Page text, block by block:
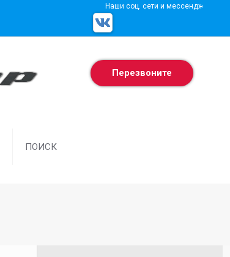
Наши соц. сети и мессенджеры
ПОИСК
Перезвоните